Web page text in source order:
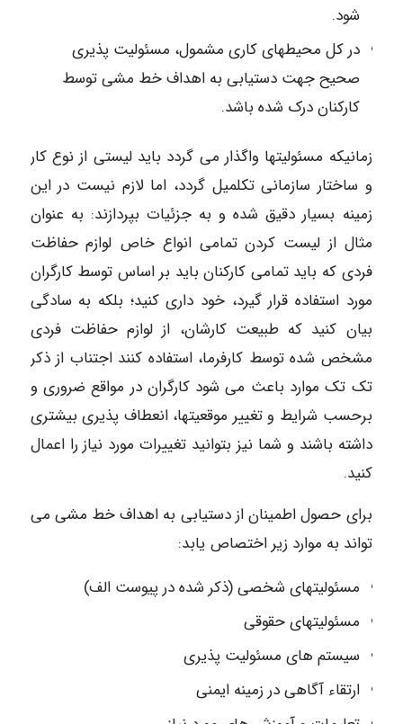
شود.
در کل محیطهای کاری مشمول، مسئولیت پذیری
صحیح جهت دستیابی به اهداف خط مشی توسط
کارکنان درک شده باشد.
زمانیکه مسئولیتها واگذار می گردد باید لیستی از نوع کار
و ساختار سازمانی تکلمیل گردد، اما لازم نیست در این
زمینه بسیار دقیق شده و به جزئیات بپردازند: به عنوان
مثال از لیست کردن تمامی انواع خاص لوازم حفاظت
فردی که باید تمامی کارکنان باید بر اساس توسط کارگران
مورد استفاده قرار گیرد، خود داری کنید؛ بلکه به سادگی
بیان کنید که طبیعت کارشان، از لوازم حفاظت فردی
مشخص شده توسط کارفرما، استفاده کنند اجتناب از ذکر
تک تک موارد باعث می شود کارگران در مواقع ضروری و
برحسب شرایط و تغییر موقعیتها، انعطاف پذیری بیشتری
داشته باشند و شما نیز بتوانید تغییرات مورد نیاز را اعمال
کنید.
برای حصول اطمینان از دستیابی به اهداف خط مشی می
تواند به موارد زیر اختصاص یابد:
مسئولیتهای شخصی (ذکر شده در پیوست الف)
مسئولیتهای حقوقی
سیستم های مسئولیت پذیری
ارتقاء آگاهی در زمینه ایمنی